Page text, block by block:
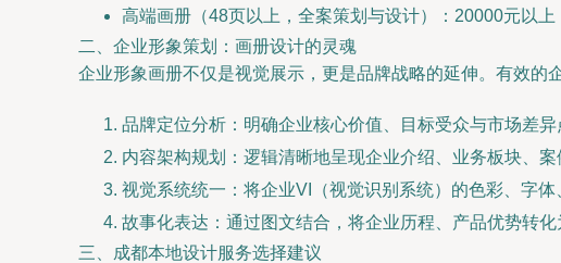
高端画册（48页以上，全案策划与设计）：20000元以上
二、企业形象策划：画册设计的灵魂
企业形象画册不仅是视觉展示，更是品牌战略的延伸。有效的
品牌定位分析：明确企业核心价值、目标受众与市场差异
内容架构规划：逻辑清晰地呈现企业介绍、业务板块、案
视觉系统统一：将企业VI（视觉识别系统）的色彩、字
故事化表达：通过图文结合，将企业历程、产品优势转化
三、成都本地设计服务选择建议